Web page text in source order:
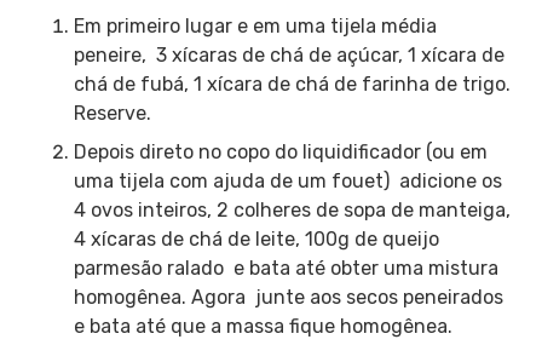
Em primeiro lugar e em uma tijela média
peneire, 3 xícaras de chá de açúcar, 1 xícara de
chá de fubá, 1 xícara de chá de farinha de trigo.
Reserve.
Depois direto no copo do liquidificador (ou em
uma tijela com ajuda de um fouet) adicione os
4 ovos inteiros, 2 colheres de sopa de manteiga,
4 xícaras de chá de leite, 100g de queijo
parmesão ralado e bata até obter uma mistura
homogênea. Agora junte aos secos peneirados
e bata até que a massa fique homogênea.